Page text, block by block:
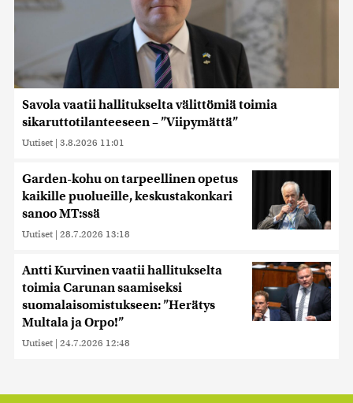
Savola vaatii hallitukselta välittömiä toimia
sikaruttotilanteeseen – ”Viipymättä”
Uutiset | 3.8.2026 11:01
Garden-kohu on tarpeellinen opetus
kaikille puolueille, keskustakonkari
sanoo MT:ssä
Uutiset | 28.7.2026 13:18
Antti Kurvinen vaatii hallitukselta
toimia Carunan saamiseksi
suomalaisomistukseen: ”Herätys
Multala ja Orpo!”
Uutiset | 24.7.2026 12:48